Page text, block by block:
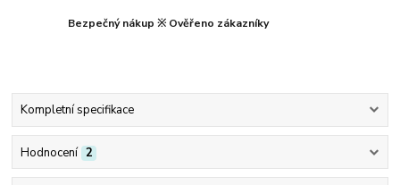
Bezpečný nákup ※ Ověřeno zákazníky
Kompletní specifikace
Hodnocení 2